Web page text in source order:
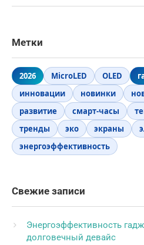
Метки
2026 MicroLED OLED
инновации
новинки
развитие
смарт-часы
тренды
эко экраны
энергоэффективность
Свежие записи
Энергоэффективность
долговечный девайс